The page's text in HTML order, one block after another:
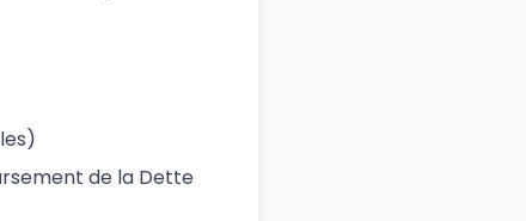
de la Dette